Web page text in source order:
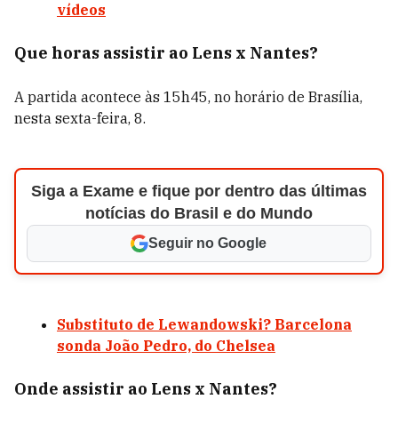
vídeos
Que horas assistir ao Lens x Nantes?
A partida acontece às 15h45, no horário de Brasília,
nesta sexta-feira, 8.
Siga a Exame e fique por dentro das últimas
notícias do Brasil e do Mundo
Seguir no Google
Substituto de Lewandowski? Barcelona
sonda João Pedro, do Chelsea
Onde assistir ao Lens x Nantes?